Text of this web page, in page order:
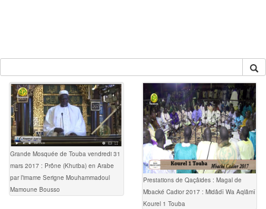
Grande Mosquée de Touba vendredi 31
mars 2017 : Prône (Khutba) en Arabe
par l’imame Serigne Mouhammadoul
Mamoune Bousso
Prestations de Qaçâides : Magal de
Mbacké Cadior 2017 : Midâdî Wa Aqlâmî
Kourel 1 Touba